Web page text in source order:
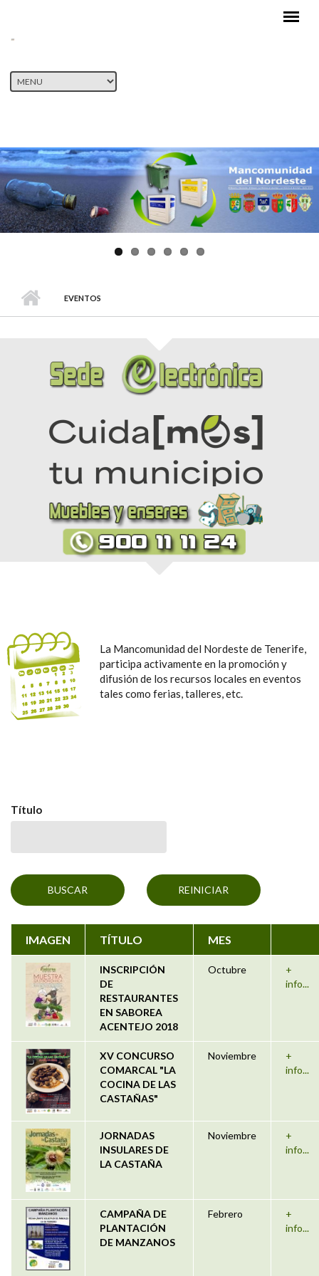
EVENTOS
La Mancomunidad del Nordeste de Tenerife,
participa activamente en la promoción y
difusión de los recursos locales en eventos
tales como ferias, talleres, etc.
Título
IMAGEN TÍTULO MES
INSCRIPCIÓN
DE
RESTAURANTES
EN SABOREA
ACENTEJO 2018
Octubre
+
info...
XV CONCURSO
COMARCAL "LA
COCINA DE LAS
CASTAÑAS"
Noviembre
+
info...
JORNADAS
INSULARES DE
LA CASTAÑA
Noviembre
+
info...
CAMPAÑA DE
PLANTACIÓN
DE MANZANOS
Febrero
+
info...